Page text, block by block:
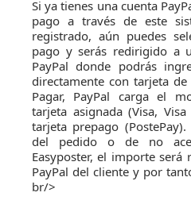
Si ya tienes una cuenta
pago a través de este
registrado, aún puedes
pago y serás redirigido a
PayPal donde podrás
directamente con tarjeta
Pagar, PayPal carga el
tarjeta asignada (Visa,
tarjeta prepago
del pedido o de no
Easyposter, el importe será
PayPal del cliente y por
br/>